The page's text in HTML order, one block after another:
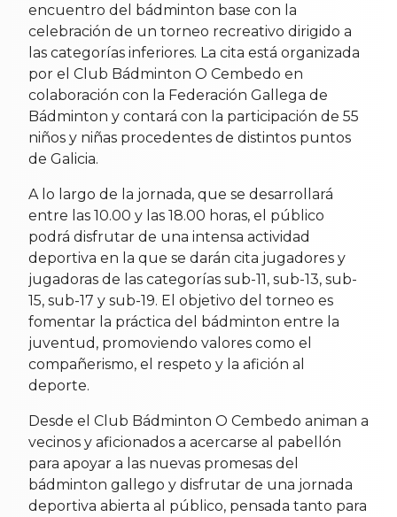
encuentro del bádminton base con la
celebración de un torneo recreativo dirigido a
las categorías inferiores. La cita está organizada
por el Club Bádminton O Cembedo en
colaboración con la Federación Gallega de
Bádminton y contará con la participación de 55
niños y niñas procedentes de distintos puntos
de Galicia.
A lo largo de la jornada, que se desarrollará
entre las 10.00 y las 18.00 horas, el público
podrá disfrutar de una intensa actividad
deportiva en la que se darán cita jugadores y
jugadoras de las categorías sub-11, sub-13, sub-
15, sub-17 y sub-19. El objetivo del torneo es
fomentar la práctica del bádminton entre la
juventud, promoviendo valores como el
compañerismo, el respeto y la afición al
deporte.
Desde el Club Bádminton O Cembedo animan a
vecinos y aficionados a acercarse al pabellón
para apoyar a las nuevas promesas del
bádminton gallego y disfrutar de una jornada
deportiva abierta al público, pensada tanto para